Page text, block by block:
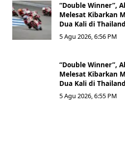
“Double Winner”,
Melesat Kibarkan
Dua Kali di Thailand
5 Agu 2026, 6:56 PM
“Double Winner”,
Melesat Kibarkan
Dua Kali di Thailand
5 Agu 2026, 6:55 PM